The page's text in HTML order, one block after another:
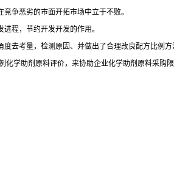
争恶劣的市面开拓市场中立于不败。
程，节约开发开发的作用。
去考量，检测原因、并做出了合理改良配方比例
学助剂原料评价，来协助企业化学助剂原料采购限